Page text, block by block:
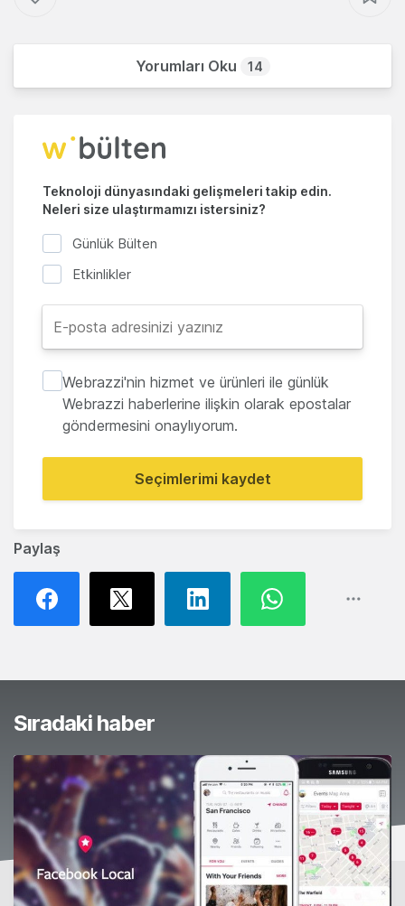
Paylaş
Yorumları Oku 14
Teknoloji dünyasındaki gelişmeleri takip edin.
Neleri size ulaştırmamızı istersiniz?
Günlük Bülten
Etkinlikler
Webrazzi'nin hizmet ve ürünleri ile günlük
Webrazzi haberlerine ilişkin olarak epostalar
göndermesini onaylıyorum.
Seçimlerimi kaydet
Sıradaki haber